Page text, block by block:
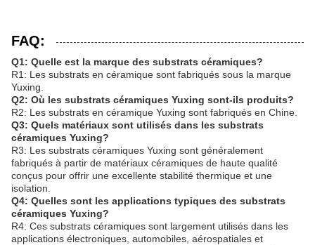
FAQ:
Q1: Quelle est la marque des substrats céramiques?
R1: Les substrats en céramique sont fabriqués sous la marque
Yuxing.
Q2: Où les substrats céramiques Yuxing sont-ils produits?
R2: Les substrats en céramique Yuxing sont fabriqués en Chine.
Q3: Quels matériaux sont utilisés dans les substrats
céramiques Yuxing?
R3: Les substrats céramiques Yuxing sont généralement
fabriqués à partir de matériaux céramiques de haute qualité
conçus pour offrir une excellente stabilité thermique et une
isolation.
Q4: Quelles sont les applications typiques des substrats
céramiques Yuxing?
R4: Ces substrats céramiques sont largement utilisés dans les
applications électroniques, automobiles, aérospatiales et